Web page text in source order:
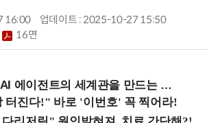
16:00
업데이트 : 2025-10-27 15:50
16면
세계관을 만드는 지식 설계자로.. (8/20 강남역)